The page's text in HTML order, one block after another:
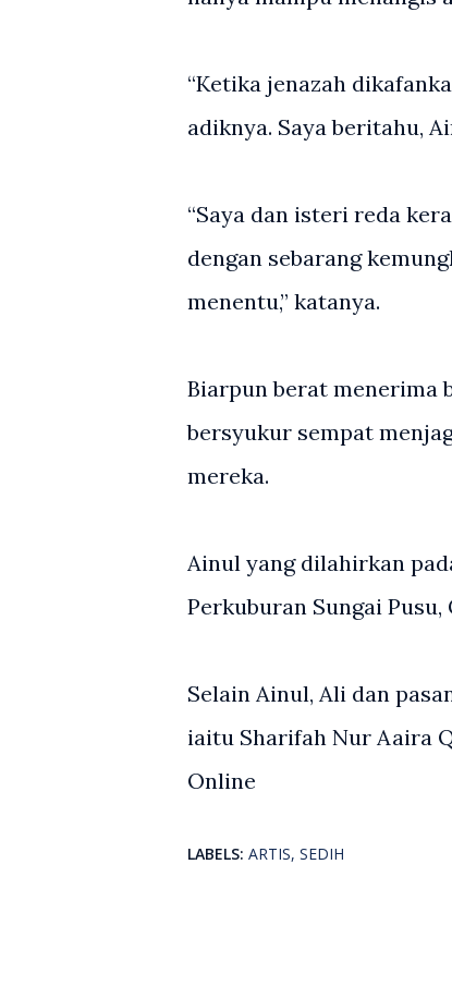
“Ketika jenazah
adiknya. Saya beritahu,
“Saya dan isteri reda
dengan sebarang
menentu,” katanya.
Biarpun berat menerima
bersyukur sempat
mereka.
Ainul yang dilahirkan
Perkuburan Sungai Pusu,
Selain Ainul, Ali dan
iaitu Sharifah Nur Aaira
Online
LABELS: ARTIS SEDIH